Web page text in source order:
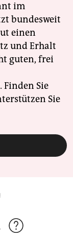
im
bundesweit
einen
und Erhalt
guten, frei
Finden Sie
Sie